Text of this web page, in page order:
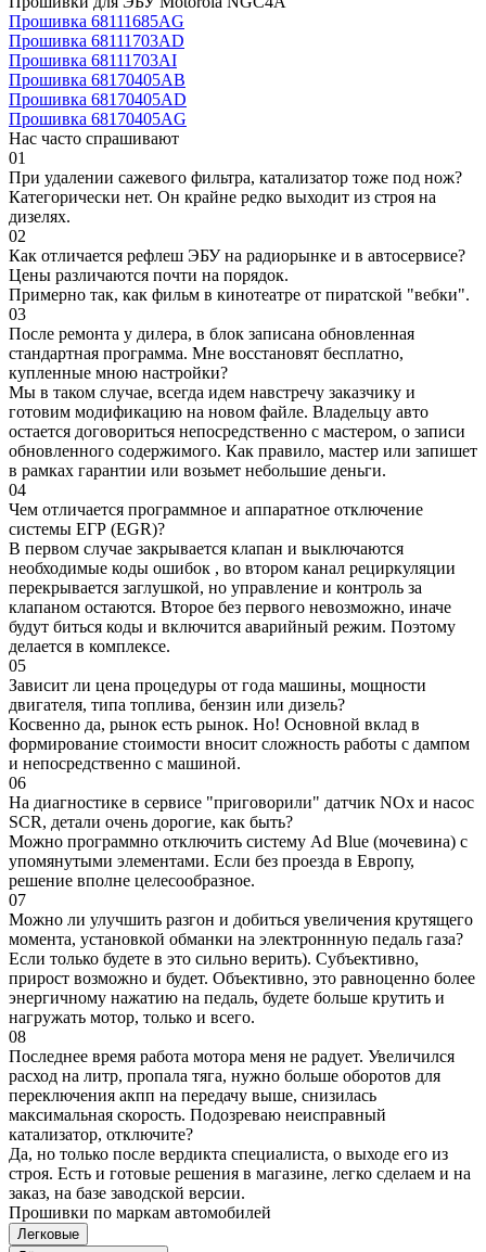
Прошивка 68111685AG
Прошивка 68111703AD
Прошивка 68111703AI
Прошивка 68170405AB
Прошивка 68170405AD
Прошивка 68170405AG
Нас часто спрашивают
01
При удалении сажевого фильтра, катализатор тоже под нож?
Категорически нет. Он крайне редко выходит из строя на
дизелях.
02
Как отличается рефлеш ЭБУ на радиорынке и в автосервисе?
Цены различаются почти на порядок.
Примерно так, как фильм в кинотеатре от пиратской "вебки".
03
После ремонта у дилера, в блок записана обновленная
стандартная программа. Мне восстановят бесплатно,
купленные мною настройки?
Мы в таком случае, всегда идем навстречу заказчику и
готовим модификацию на новом файле. Владельцу авто
остается договориться непосредственно с мастером, о записи
обновленного содержимого. Как правило, мастер или запишет
в рамках гарантии или возьмет небольшие деньги.
04
Чем отличается программное и аппаратное отключение
системы ЕГР (EGR)?
В первом случае закрывается клапан и выключаются
необходимые коды ошибок , во втором канал рециркуляции
перекрывается заглушкой, но управление и контроль за
клапаном остаются. Второе без первого невозможно, иначе
будут биться коды и включится аварийный режим. Поэтому
делается в комплексе.
05
Зависит ли цена процедуры от года машины, мощности
двигателя, типа топлива, бензин или дизель?
Косвенно да, рынок есть рынок. Но! Основной вклад в
формирование стоимости вносит сложность работы с дампом
и непосредственно с машиной.
06
На диагностике в сервисе "приговорили" датчик NOx и насос
SCR, детали очень дорогие, как быть?
Можно программно отключить систему Ad Blue (мочевина) с
упомянутыми элементами. Если без проезда в Европу,
решение вполне целесообразное.
07
Можно ли улучшить разгон и добиться увеличения крутящего
момента, установкой обманки на электроннную педаль газа?
Если только будете в это сильно верить). Субъективно,
прирост возможно и будет. Объективно, это равноценно более
энергичному нажатию на педаль, будете больше крутить и
нагружать мотор, только и всего.
08
Последнее время работа мотора меня не радует. Увеличился
расход на литр, пропала тяга, нужно больше оборотов для
переключения акпп на передачу выше, снизилась
максимальная скорость. Подозреваю неисправный
катализатор, отключите?
Да, но только после вердикта специалиста, о выходе его из
строя. Есть и готовые решения в магазине, легко сделаем и на
заказ, на базе заводской версии.
Прошивки по маркам автомобилей
Легковые